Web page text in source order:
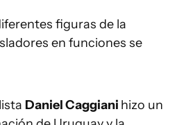
figuras de la
en funciones se
Daniel Caggiani hizo un